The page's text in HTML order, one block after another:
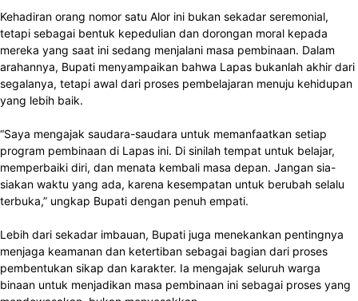
Kehadiran orang nomor satu Alor ini bukan sekadar seremonial,
tetapi sebagai bentuk kepedulian dan dorongan moral kepada
mereka yang saat ini sedang menjalani masa pembinaan. Dalam
arahannya, Bupati menyampaikan bahwa Lapas bukanlah akhir dari
segalanya, tetapi awal dari proses pembelajaran menuju kehidupan
yang lebih baik.
“Saya mengajak saudara-saudara untuk memanfaatkan setiap
program pembinaan di Lapas ini. Di sinilah tempat untuk belajar,
memperbaiki diri, dan menata kembali masa depan. Jangan sia-
siakan waktu yang ada, karena kesempatan untuk berubah selalu
terbuka,” ungkap Bupati dengan penuh empati.
Lebih dari sekadar imbauan, Bupati juga menekankan pentingnya
menjaga keamanan dan ketertiban sebagai bagian dari proses
pembentukan sikap dan karakter. Ia mengajak seluruh warga
binaan untuk menjadikan masa pembinaan ini sebagai proses yang